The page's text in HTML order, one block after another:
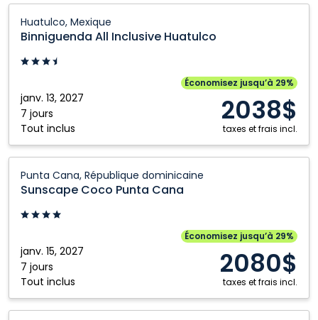
Huatulco, Mexique
Binniguenda All Inclusive Huatulco
janv. 13, 2027
7 jours
Tout inclus
Économisez jusqu’à 29%
2038$
taxes et frais incl.
All
Inclusive
Huatulco:
Mexique
Punta Cana, République dominicaine
Sunscape Coco Punta Cana
janv. 15, 2027
7 jours
Tout inclus
Économisez jusqu’à 29%
2080$
taxes et frais incl.
Coco
Punta
Cana:
Cana,
République
dominicaine